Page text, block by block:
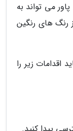
می تواند به
های رنگین
اقدامات زیر را